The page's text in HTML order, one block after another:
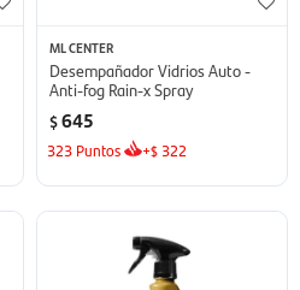
ML CENTER
Desempañador Vidrios Auto -
Anti-fog Rain-x Spray
$645
323 Puntos +$ 322